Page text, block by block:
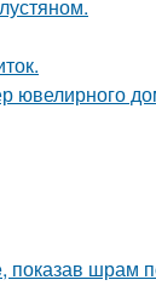
ювелирного
показав шрам